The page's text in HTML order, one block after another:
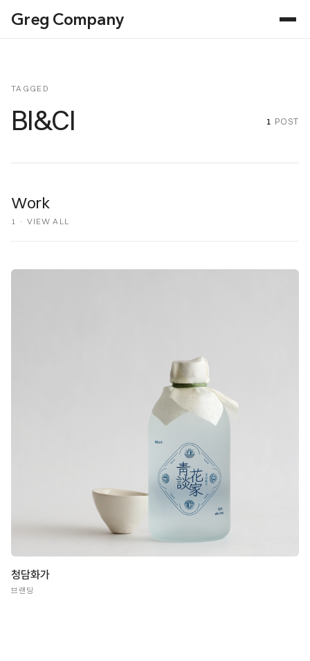
Greg Company
TAGGED
BI&CI 1 POST
Work
1 · VIEW ALL
청담화가
브랜딩